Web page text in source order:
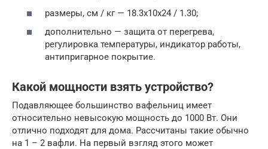
размеры, см / кг — 18.3х10х24 / 1.30;
дополнительно — защита от перегрева,
регулировка температуры, индикатор работы,
антипригарное покрытие.
Какой мощности взять устройство?
Подавляющее большинство вафельниц имеет
относительно невысокую мощность до 1000 Вт. Они
отлично подходят для дома. Рассчитаны такие обычно
на 1 – 2 вафли. На первый взгляд этого может